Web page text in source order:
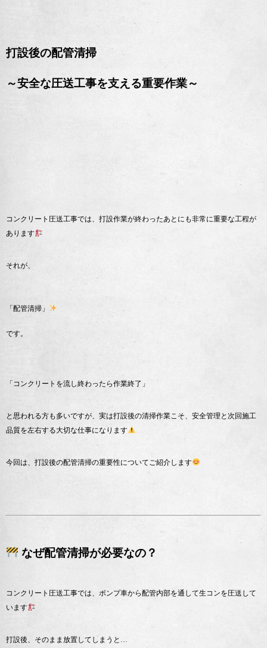
打設後の配管清掃
～安全な圧送工事を支える重要作業～
コンクリート圧送工事では、打設作業が終わったあとにも非常に重要な工程が
あります
それが、
「配管清掃」
です。
「コンクリートを流し終わったら作業終了」
と思われる方も多いですが、実は打設後の清掃作業こそ、安全管理と次回施工
品質を左右する大切な仕事になります
今回は、打設後の配管清掃の重要性についてご紹介します
なぜ配管清掃が必要なの？
コンクリート圧送工事では、ポンプ車から配管内部を通して生コンを圧送して
います
打設後、そのまま放置してしまうと…